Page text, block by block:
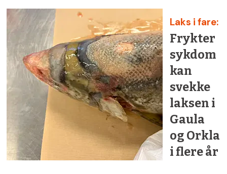
Laks i fare:
Frykter
sykdom
kan
svekke
laksen i
Gaula
og Orkla
i flere år